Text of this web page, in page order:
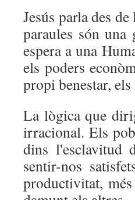
Jesús parla des
paraules són
espera a una
els poders
propi benestar,
La lògica que
irracional. Els
dins l'esclavitud
sentir-nos
productivitat,